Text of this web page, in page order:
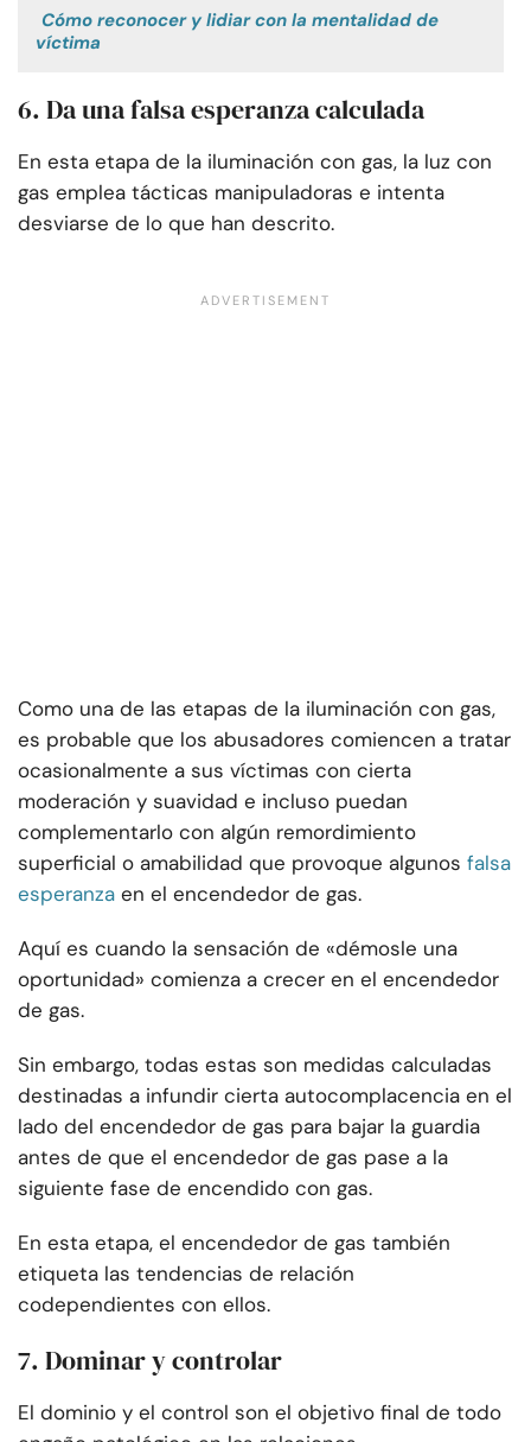
Cómo reconocer y lidiar con la mentalidad de
víctima
6. Da una falsa esperanza calculada
En esta etapa de la iluminación con gas, la luz con
gas emplea tácticas manipuladoras e intenta
desviarse de lo que han descrito.
Como una de las etapas de la iluminación con gas,
es probable que los abusadores comiencen a tratar
ocasionalmente a sus víctimas con cierta
moderación y suavidad e incluso puedan
complementarlo con algún remordimiento
superficial o amabilidad que provoque algunos falsa
esperanza en el encendedor de gas.
Aquí es cuando la sensación de «démosle una
oportunidad» comienza a crecer en el encendedor
de gas.
Sin embargo, todas estas son medidas calculadas
destinadas a infundir cierta autocomplacencia en el
lado del encendedor de gas para bajar la guardia
antes de que el encendedor de gas pase a la
siguiente fase de encendido con gas.
En esta etapa, el encendedor de gas también
etiqueta las tendencias de relación
codependientes con ellos.
7. Dominar y controlar
El dominio y el control son el objetivo final de todo